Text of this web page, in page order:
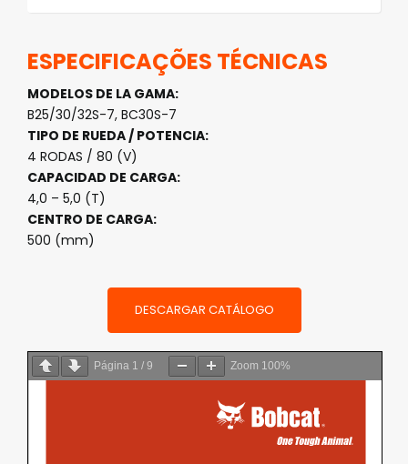
ESPECIFICAÇÕES TÉCNICAS
MODELOS DE LA GAMA:
B25/30/32S-7, BC30S-7
TIPO DE RUEDA / POTENCIA:
4 RODAS / 80 (V)
CAPACIDAD DE CARGA:
4,0 – 5,0 (T)
CENTRO DE CARGA:
500 (mm)
DESCARGAR CATÁLOGO
Página 1 / 9 Zoom 100%